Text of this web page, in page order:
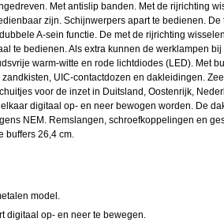
Met antislip banden. Met de rijrichting
zijn. Schijnwerpers apart te bedienen.
A-sein functie. De met de rijrichting
te bedienen. Als extra kunnen de werklampen
warm-witte en rode lichtdiodes (LED). Met
UIC-contactdozen en dakleidingen.
voor de inzet in Duitsland, Oostenrijk,
digitaal op- en neer bewogen worden. De
NEM. Remslangen, schroefkoppelingen en
buffers 26,4 cm.
model.
digitaal op- en neer te bewegen.